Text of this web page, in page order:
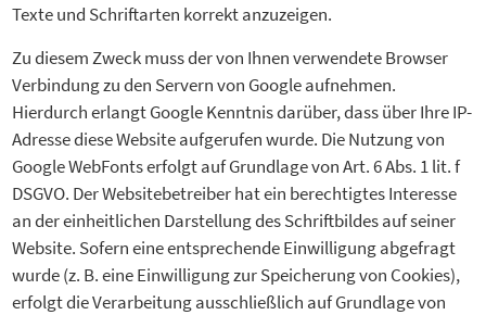
Texte und Schriftarten korrekt anzuzeigen.
Zu diesem Zweck muss der von Ihnen verwendete Browser
Verbindung zu den Servern von Google aufnehmen.
Hierdurch erlangt Google Kenntnis darüber, dass über Ihre IP-
Adresse diese Website aufgerufen wurde. Die Nutzung von
Google WebFonts erfolgt auf Grundlage von Art. 6 Abs. 1 lit. f
DSGVO. Der Websitebetreiber hat ein berechtigtes Interesse
an der einheitlichen Darstellung des Schriftbildes auf seiner
Website. Sofern eine entsprechende Einwilligung abgefragt
wurde (z. B. eine Einwilligung zur Speicherung von Cookies),
erfolgt die Verarbeitung ausschließlich auf Grundlage von